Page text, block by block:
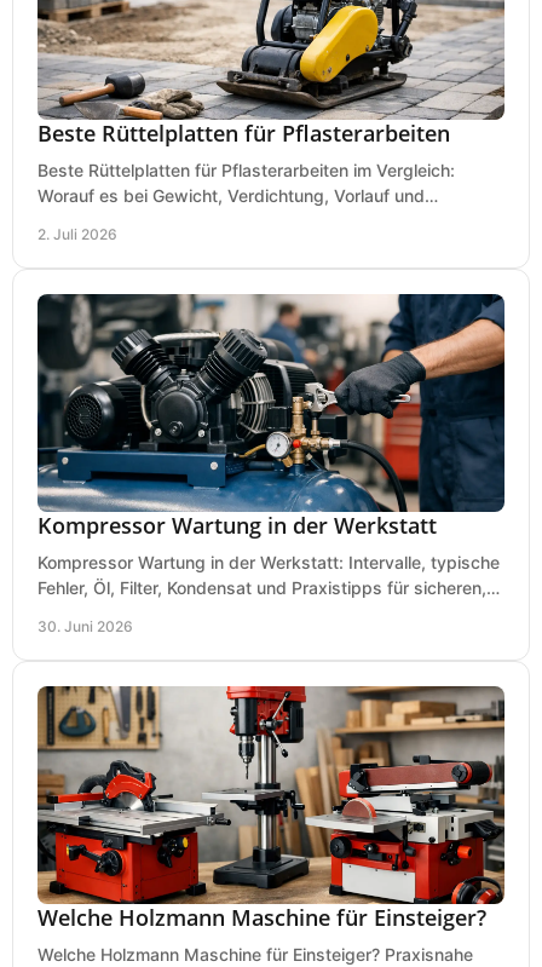
Beste Rüttelplatten für Pflasterarbeiten
Beste Rüttelplatten für Pflasterarbeiten im Vergleich:
Worauf es bei Gewicht, Verdichtung, Vorlauf und
2. Juli 2026
Kompressor Wartung in der Werkstatt
Kompressor Wartung in der Werkstatt: Intervalle, typische
Fehler, Öl, Filter, Kondensat und Praxistipps für sicheren,
30. Juni 2026
Welche Holzmann Maschine für Einsteiger?
Welche Holzmann Maschine für Einsteiger? Praxisnahe